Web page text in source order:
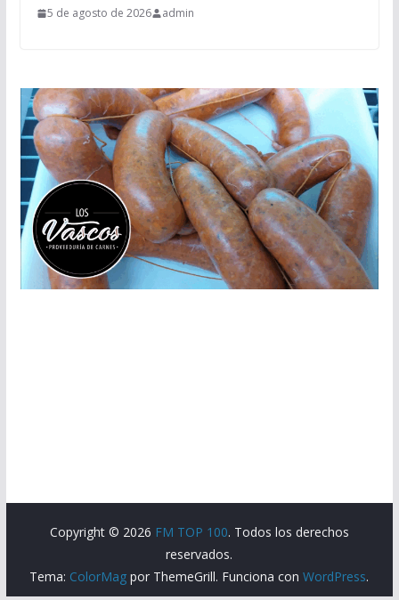
5 de agosto de 2026 admin
Copyright © 2026 FM TOP 100. Todos los derechos
reservados.
Tema: ColorMag por ThemeGrill. Funciona conWordPress.